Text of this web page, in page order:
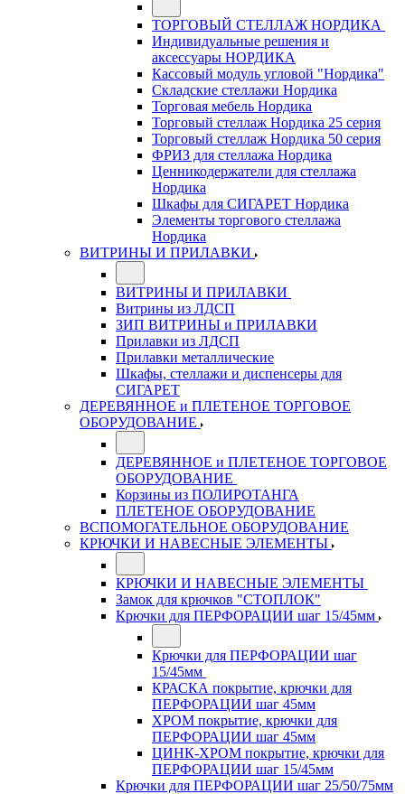
ТОРГОВЫЙ СТЕЛЛАЖ НОРДИКА
Индивидуальные решения и
аксессуары НОРДИКА
Кассовый модуль угловой "Нордика"
Складские стеллажи Нордика
Торговая мебель Нордика
Торговый стеллаж Нордика 25 серия
Торговый стеллаж Нордика 50 серия
ФРИЗ для стеллажа Нордика
Ценникодержатели для стеллажа
Нордика
Шкафы для СИГАРЕТ Нордика
Элементы торгового стеллажа
Нордика
ВИТРИНЫ И ПРИЛАВКИ
ВИТРИНЫ И ПРИЛАВКИ
Витрины из ЛДСП
ЗИП ВИТРИНЫ и ПРИЛАВКИ
Прилавки из ЛДСП
Прилавки металлические
Шкафы, стеллажи и диспенсеры для
СИГАРЕТ
ДЕРЕВЯННОЕ и ПЛЕТЕНОЕ ТОРГОВОЕ
ОБОРУДОВАНИЕ
ДЕРЕВЯННОЕ и ПЛЕТЕНОЕ ТОРГОВОЕ
ОБОРУДОВАНИЕ
Корзины из ПОЛИРОТАНГА
ПЛЕТЕНОЕ ОБОРУДОВАНИЕ
ВСПОМОГАТЕЛЬНОЕ ОБОРУДОВАНИЕ
КРЮЧКИ И НАВЕСНЫЕ ЭЛЕМЕНТЫ
КРЮЧКИ И НАВЕСНЫЕ ЭЛЕМЕНТЫ
Замок для крючков "СТОПЛОК"
Крючки для ПЕРФОРАЦИИ шаг 15/45мм
Крючки для ПЕРФОРАЦИИ шаг
15/45мм
КРАСКА покрытие, крючки для
ПЕРФОРАЦИИ шаг 45мм
ХРОМ покрытие, крючки для
ПЕРФОРАЦИИ шаг 45мм
ЦИНК-ХРОМ покрытие, крючки для
ПЕРФОРАЦИИ шаг 15/45мм
Крючки для ПЕРФОРАЦИИ шаг 25/50/75мм